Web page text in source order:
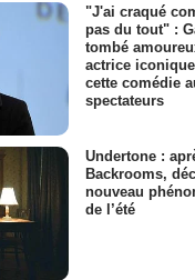
"J'ai craqué
pas du tout" :
tombé
actrice
cette comédie
spectateurs
Undertone :
Backrooms,
nouveau
de l’été